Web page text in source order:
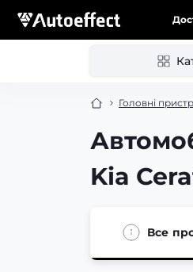
Головні
Kia
Все